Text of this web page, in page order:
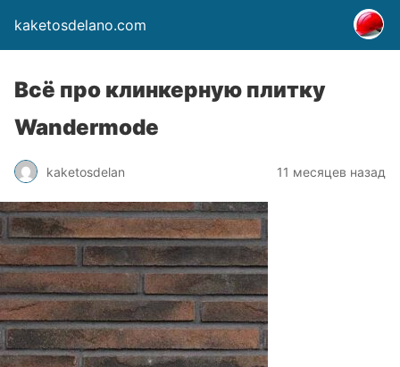
kaketosdelano.com
Всё про клинкерную плитку
Wandermode
kaketosdelan 11 месяцев назад